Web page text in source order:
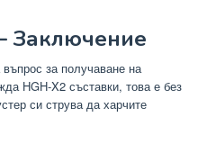
Заключение
за получаване на
HGH-X2 съставки, това е без
си струва да харчите